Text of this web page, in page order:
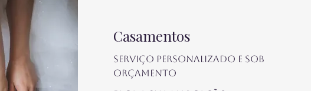
Casamentos
Serviço personalizado e sob
orçamento